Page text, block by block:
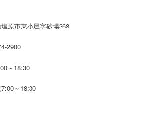
原市東小屋字砂場368
2900
～18:30
～18:30